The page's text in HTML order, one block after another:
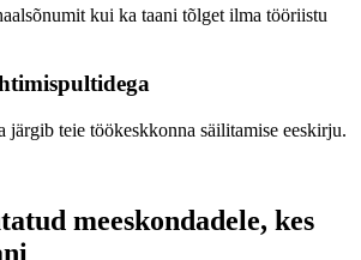
kui ka taani tõlget ilma tööriistu
järgib teie töökeskkonna säilitamise eeskirju.
meeskondadele, kes